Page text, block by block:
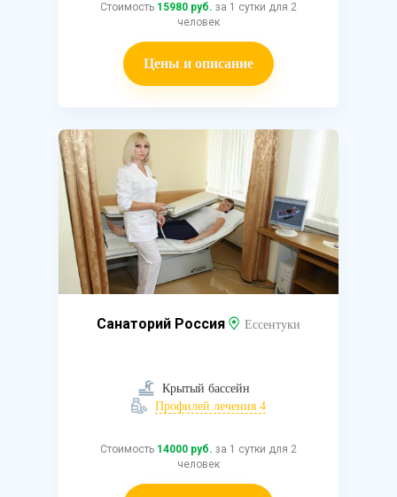
Стоимость 15980 руб. за 1 сутки для 2
человек
Цены и описание
Санаторий Россия Ессентуки
Крытый бассейн
Профилей лечения 4
Стоимость 14000 руб. за 1 сутки для 2
человек